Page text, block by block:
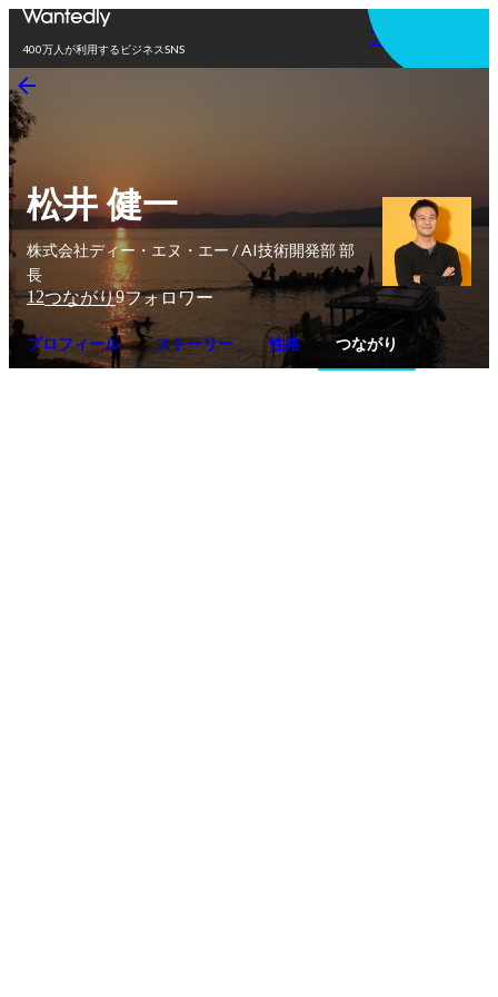
400万人が利用するビジネスSNS
アプリを使う
松井 健一
株式会社ディー・エヌ・エー / AI技術開発部 部
長
12つながり9フォロワー
プロフィール ストーリー 性格 つながり